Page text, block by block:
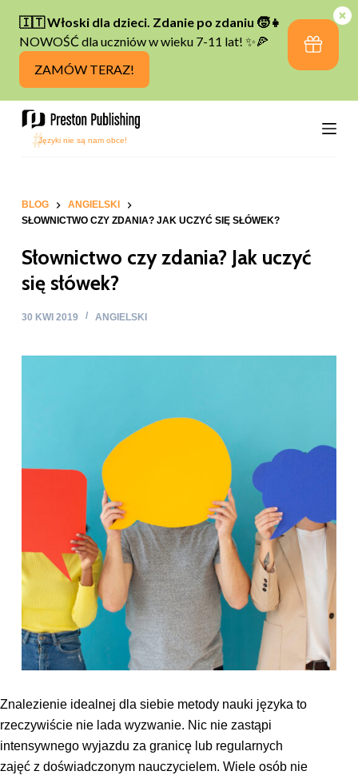
P
z
e
j
BLOG
ANGIELSKI
SŁOWNICTWO CZY ZDANIA? JAK UCZYĆ SIĘ SŁÓWEK?
Słownictwo czy zdania? Jak uczyć
się słówek?
30 KWI 2019 ANGIELSKI
Znalezienie idealnej dla siebie metody nauki języka to
rzeczywiście nie lada wyzwanie. Nic nie zastąpi
intensywnego wyjazdu za granicę lub regularnych
zajęć z doświadczonym nauczycielem. Wiele osób nie